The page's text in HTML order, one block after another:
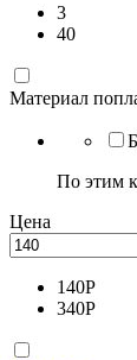
3
40
Материал
По этим
Цена
140Р
340Р